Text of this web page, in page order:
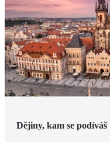
Dějiny, kam se podíváš